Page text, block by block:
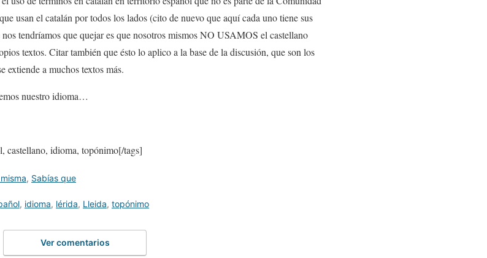
usan el catalán por todos los lados (cito de nuevo que aquí cada uno tiene sus
tendríamos que quejar es que nosotros mismos NO USAMOS el castellano
textos. Citar también que ésto lo aplico a la base de la discusión, que son los
extiende a muchos textos más.
nuestro idioma…
castellano, idioma, topónimo[/tags]
, Sabías que
, idioma, lérida, Lleida, topónimo
Ver comentarios